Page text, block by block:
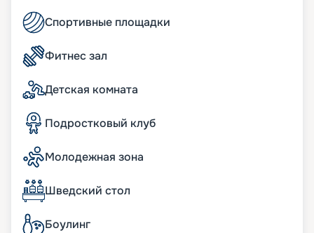
Читайте отзывы, смотрите фото, узнавайте цену,
маршрут и покупайте для себя подходящий
вариант круиза в 2026 - 2027 годах. Ждем вас на
борту корабля!
Спортивные площадки
Фитнес зал
Детская комната
Подростковый клуб
Молодежная зона
Шведский стол
Боулинг